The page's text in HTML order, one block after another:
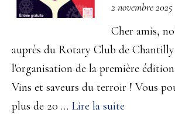
2 novembre 2025
Cher amis,
auprès du Rotary Club de Chantilly
l'organisation de la première
Vins et saveurs du terroir ! Vous
plus de 20 … Lire la suiteà